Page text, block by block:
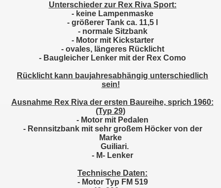
Unterschieder zur Rex Riva Sport:
- keine Lampenmaske
- größerer Tank ca. 11,5 l
- normale Sitzbank
- Motor mit Kickstarter
- ovales, längeres Rücklicht
- Baugleicher Lenker mit der Rex Como
Rücklicht kann baujahresabhängig unterschiedlich
sein!
Ausnahme Rex Riva der ersten Baureihe, sprich 1960:
(Typ 29)
- Motor mit Pedalen
- Rennsitzbank mit sehr großem Höcker von der
Marke
Guiliari.
- M- Lenker
Technische Daten:
- Motor Typ FM 519